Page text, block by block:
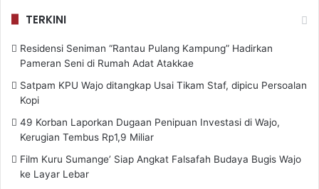
TERKINI
Residensi Seniman “Rantau Pulang Kampung” Hadirkan
Pameran Seni di Rumah Adat Atakkae
Satpam KPU Wajo ditangkap Usai Tikam Staf, dipicu Persoalan
Kopi
49 Korban Laporkan Dugaan Penipuan Investasi di Wajo,
Kerugian Tembus Rp1,9 Miliar
Film Kuru Sumange’ Siap Angkat Falsafah Budaya Bugis Wajo
ke Layar Lebar